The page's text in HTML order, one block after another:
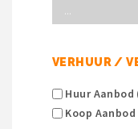
VERHUUR /
Huur Aanbod
Koop Aanbod